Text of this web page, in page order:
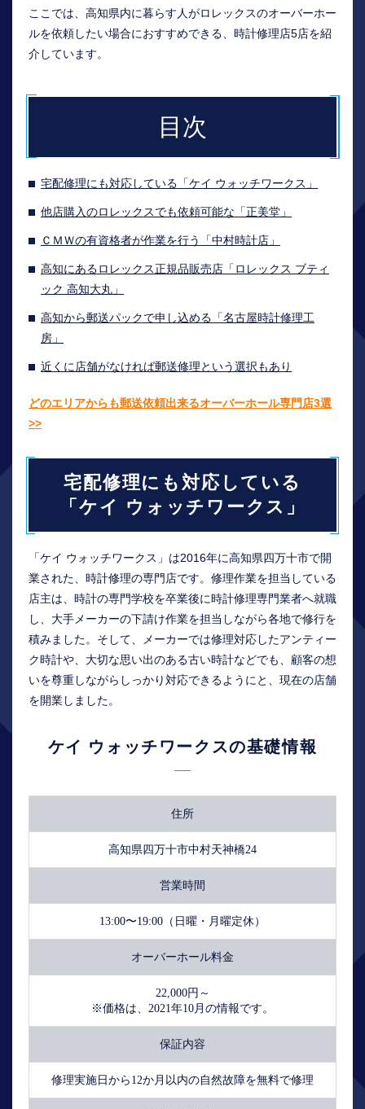
ここでは、高知県内に暮らす人がロレックスのオーバーホー
ルを依頼したい場合におすすめできる、時計修理店5店を紹
介しています。
目次
宅配修理にも対応している「ケイ ウォッチワークス」
他店購入のロレックスでも依頼可能な「正美堂」
ＣＭＷの有資格者が作業を行う「中村時計店」
高知にあるロレックス正規品販売店「ロレックス ブティ
ック 高知大丸」
高知から郵送パックで申し込める「名古屋時計修理工
房」
近くに店舗がなければ郵送修理という選択もあり
どのエリアからも郵送依頼出来るオーバーホール専門店3選
>>
宅配修理にも対応している
「ケイ ウォッチワークス」
「ケイ ウォッチワークス」は2016年に高知県四万十市で開
業された、時計修理の専門店です。修理作業を担当している
店主は、時計の専門学校を卒業後に時計修理専門業者へ就職
し、大手メーカーの下請け作業を担当しながら各地で修行を
積みました。そして、メーカーでは修理対応したアンティー
ク時計や、大切な思い出のある古い時計などでも、顧客の想
いを尊重しながらしっかり対応できるようにと、現在の店舗
を開業しました。
ケイ ウォッチワークスの基礎情報
住所
高知県四万十市中村天神橋24
営業時間
13:00〜19:00（日曜・月曜定休）
オーバーホール料金
22,000円～
※価格は、2021年10月の情報です。
保証内容
修理実施日から12か月以内の自然故障を無料で修理